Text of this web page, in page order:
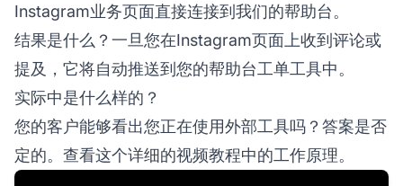
Instagram业务页面直接连接到我们的帮助台。
结果是什么？一旦您在Instagram页面上收到评论或
提及，它将自动推送到您的帮助台工单工具中。
实际中是什么样的？
您的客户能够看出您正在使用外部工具吗？答案是否
定的。查看这个详细的视频教程中的工作原理。